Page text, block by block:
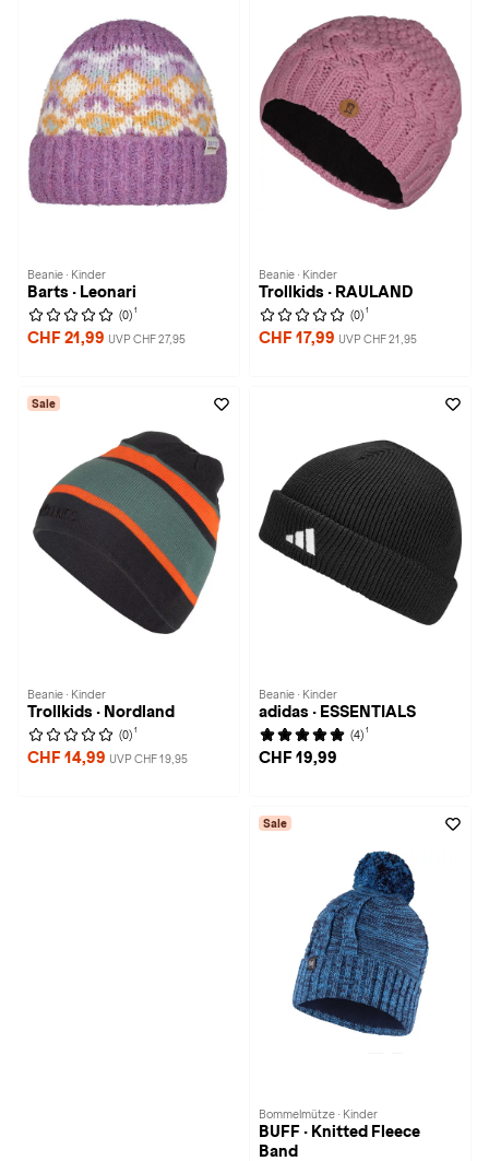
Beanie · Kinder
Barts · Leonari
(0) 1
CHF 21,99 UVP CHF 27,95
Beanie · Kinder
Trollkids · RAULAND
(0) 1
CHF 17,99 UVP CHF 21,95
Sale
Beanie · Kinder
Trollkids · Nordland
(0) 1
CHF 14,99 UVP CHF 19,95
Beanie · Kinder
adidas · ESSENTIALS
(4) 1
CHF 19,99
Sale
Bommelmütze · Kinder
BUFF · Knitted Fleece
Band